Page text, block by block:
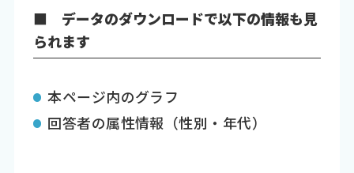
■ データのダウンロードで以下の情報も見
られます
本ページ内のグラフ
回答者の属性情報（性別・年代）